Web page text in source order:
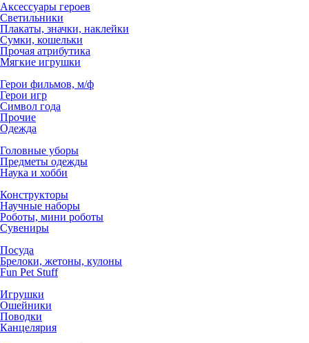
Аксессуары героев
Светильники
Плакаты, значки, наклейки
Сумки, кошельки
Прочая атрибутика
Мягкие игрушки
Герои фильмов, м/ф
Герои игр
Символ года
Прочие
Одежда
Головные уборы
Предметы одежды
Наука и хобби
Конструкторы
Научные наборы
Роботы, мини роботы
Сувениры
Посуда
Брелоки, жетоны, кулоны
Fun Pet Stuff
Игрушки
Ошейники
Поводки
Канцелярия